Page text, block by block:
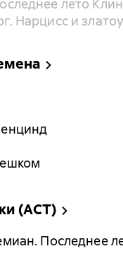
лето
Нарцисс и
(АСТ)
Последнее